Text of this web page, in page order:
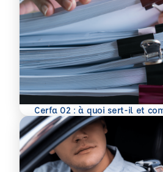
Cerfa 02 : à quoi sert-il et
En savoir plus